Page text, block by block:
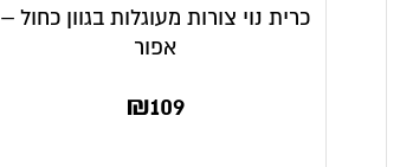
כרית נוי צורות מעוגלות בגוון כחול –
אפור
₪109